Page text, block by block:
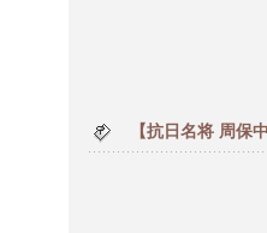
【抗日名将 周保